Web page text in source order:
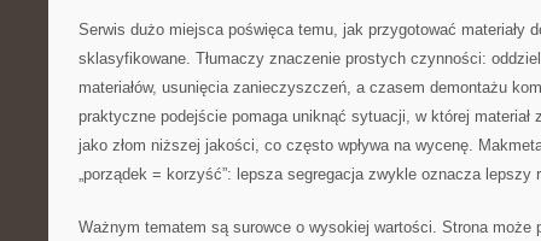
Serwis dużo miejsca poświęca temu, jak przygotować materiały
sklasyfikowane. Tłumaczy znaczenie prostych czynności:
materiałów, usunięcia zanieczyszczeń, a czasem demontażu
praktyczne podejście pomaga uniknąć sytuacji, w której materiał
jako złom niższej jakości, co często wpływa na wycenę.
„porządek = korzyść”: lepsza segregacja zwykle oznacza lepszy
Ważnym tematem są surowce o wysokiej wartości. Strona może